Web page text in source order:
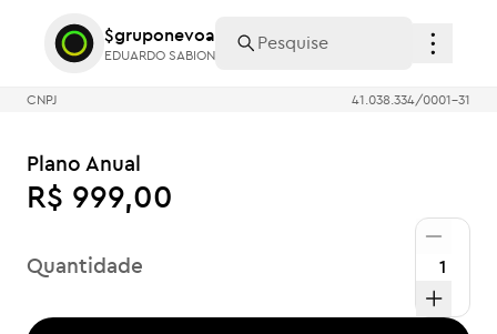
$gruponevoa
EDUARDO SABION
$gruponevoa
EDUARDO SABION
CNPJ 41.038.334/0001-31
Plano Anual
R$ 999,00
Quantidade